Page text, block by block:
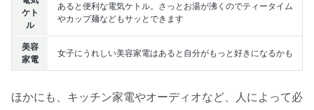
ケト
ル
あると便利な電気ケトル。さっとお湯が沸くのでティータイム
やカップ麺などもサッとできます
美容
家電
女子にうれしい美容家電はあると自分がもっと好きになるかも
ほかにも、キッチン家電やオーディオなど、人によって必